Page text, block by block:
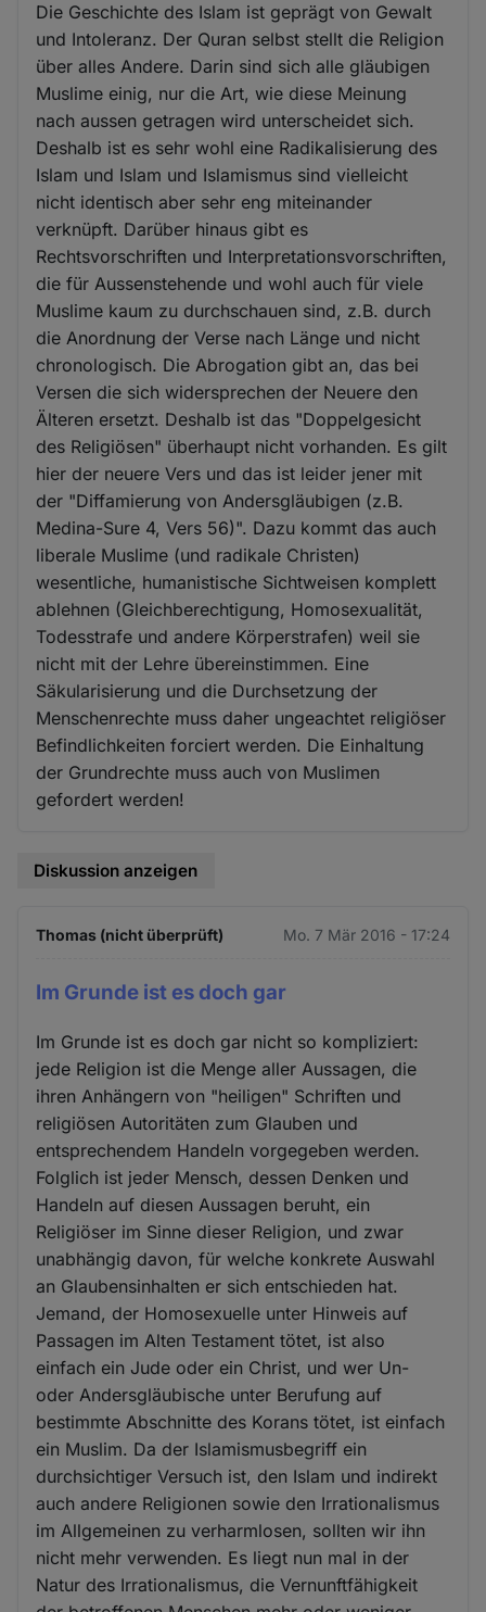
Die Geschichte des Islam ist geprägt von Gewalt
und Intoleranz. Der Quran selbst stellt die Religion
über alles Andere. Darin sind sich alle gläubigen
Muslime einig, nur die Art, wie diese Meinung
nach aussen getragen wird unterscheidet sich.
Deshalb ist es sehr wohl eine Radikalisierung des
Islam und Islam und Islamismus sind vielleicht
nicht identisch aber sehr eng miteinander
verknüpft. Darüber hinaus gibt es
Rechtsvorschriften und Interpretationsvorschriften,
die für Aussenstehende und wohl auch für viele
Muslime kaum zu durchschauen sind, z.B. durch
die Anordnung der Verse nach Länge und nicht
chronologisch. Die Abrogation gibt an, das bei
Versen die sich widersprechen der Neuere den
Älteren ersetzt. Deshalb ist das "Doppelgesicht
des Religiösen" überhaupt nicht vorhanden. Es gilt
hier der neuere Vers und das ist leider jener mit
der "Diffamierung von Andersgläubigen (z.B.
Medina-Sure 4, Vers 56)". Dazu kommt das auch
liberale Muslime (und radikale Christen)
wesentliche, humanistische Sichtweisen komplett
ablehnen (Gleichberechtigung, Homosexualität,
Todesstrafe und andere Körperstrafen) weil sie
nicht mit der Lehre übereinstimmen. Eine
Säkularisierung und die Durchsetzung der
Menschenrechte muss daher ungeachtet religiöser
Befindlichkeiten forciert werden. Die Einhaltung
der Grundrechte muss auch von Muslimen
gefordert werden!
Diskussion anzeigen
Thomas (nicht überprüft) Mo. 7 Mär 2016 - 17:24
Im Grunde ist es doch gar
Im Grunde ist es doch gar nicht so kompliziert:
jede Religion ist die Menge aller Aussagen, die
ihren Anhängern von "heiligen" Schriften und
religiösen Autoritäten zum Glauben und
entsprechendem Handeln vorgegeben werden.
Folglich ist jeder Mensch, dessen Denken und
Handeln auf diesen Aussagen beruht, ein
Religiöser im Sinne dieser Religion, und zwar
unabhängig davon, für welche konkrete Auswahl
an Glaubensinhalten er sich entschieden hat.
Jemand, der Homosexuelle unter Hinweis auf
Passagen im Alten Testament tötet, ist also
einfach ein Jude oder ein Christ, und wer Un-
oder Andersgläubische unter Berufung auf
bestimmte Abschnitte des Korans tötet, ist einfach
ein Muslim. Da der Islamismusbegriff ein
durchsichtiger Versuch ist, den Islam und indirekt
auch andere Religionen sowie den Irrationalismus
im Allgemeinen zu verharmlosen, sollten wir ihn
nicht mehr verwenden. Es liegt nun mal in der
Natur des Irrationalismus, die Vernunftfähigkeit